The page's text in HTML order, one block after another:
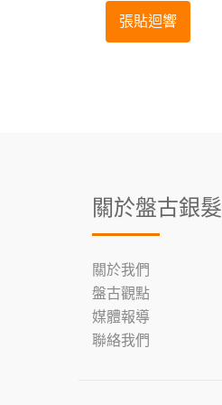
關於盤古銀髮
關於我們
盤古觀點
媒體報導
聯絡我們